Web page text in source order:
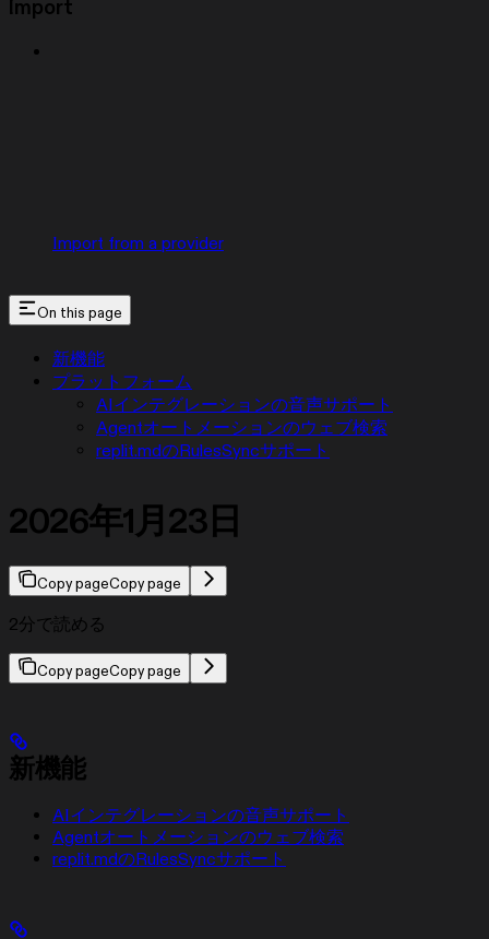
Import
Import from a provider
On this page
新機能
プラットフォーム
AIインテグレーションの音声サポート
Agentオートメーションのウェブ検索
replit.mdのRulesSyncサポート
2026年1月23日
Copy pageCopy page
2分で読める
Copy pageCopy page
新機能
AIインテグレーションの音声サポート
Agentオートメーションのウェブ検索
replit.mdのRulesSyncサポート